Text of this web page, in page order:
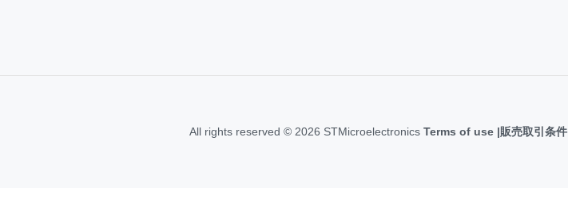
All rights reserved © 2026 STMicroelectronics Terms of use 販売取引条件